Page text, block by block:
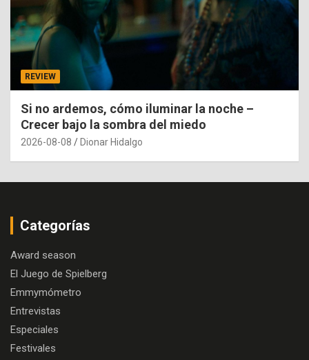
REVIEW
Si no ardemos, cómo iluminar la noche –
Crecer bajo la sombra del miedo
2026-08-08 Dionar Hidalgo
Categorías
Award season
El Juego de Spielberg
Emmymómetro
Entrevistas
Especiales
Festivales